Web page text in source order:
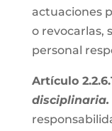
actuaciones
o revocarlas,
personal
Artículo
disciplinaria.